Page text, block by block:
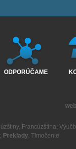
ODPORÚČAME
, Francúzština,
, Preklady, Tlmočenie